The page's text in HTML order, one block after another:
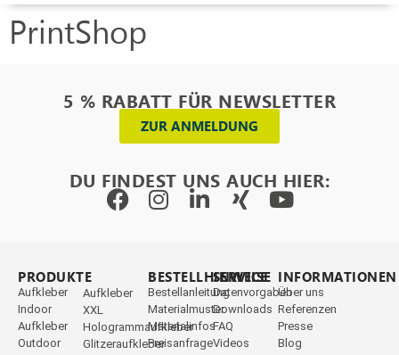
PrintShop
5 % RABATT FÜR NEWSLETTER
ZUR ANMELDUNG
DU FINDEST UNS AUCH HIER:
PRODUKTE
Aufkleber
Indoor
Aufkleber
Outdoor
_
Aufkleber
XXL
Hologrammaufkleber
Glitzeraufkleber
BESTELLHINWEISE
Bestellanleitung
Materialmuster
Materialinfos
Preisanfrage
SERVICE
Datenvorgaben
Downloads
FAQ
Videos
INFORMATIONEN
Über uns
Referenzen
Presse
Blog